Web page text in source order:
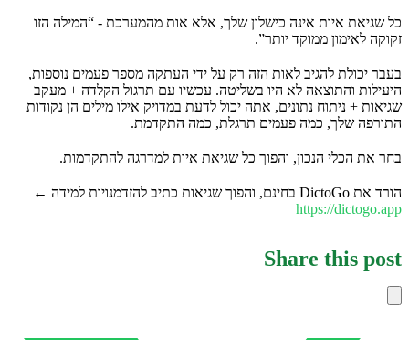
כל שגיאת איות אינה כישלון שלך, אלא אות מהמערכת - “המילה הזו
זקוקה לאימון ממוקד יותר”.
בעבר יכולת להגיב לאות הזה רק על ידי העתקה מספר פעמים נוספות,
היעילות והתוצאה לא היו בשליטה. עכשיו עם תרגול הקלדה + מעקב
שגיאות + ניתוח נתונים, אתה יכול לדעת במדויק אילו מילים הן נקודות
התורפה שלך, כמה פעמים תרגלת, כמה התקדמת.
בחר את הכלי הנכון, והפוך כל שגיאת איות למדרגה להתקדמות.
הורד את DictoGo בחינם, והפוך שגיאות כתיב להזדמנויות למידה ←
https://dictogo.app
Share this post